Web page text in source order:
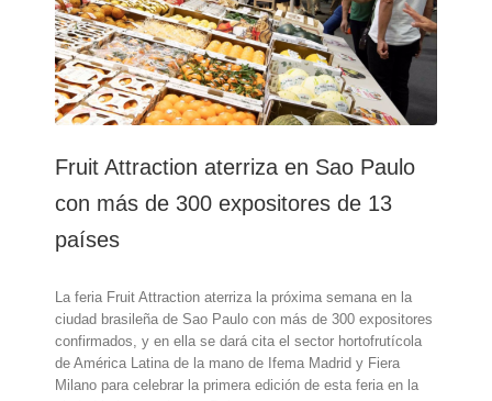
y
consolida
su
relevancia
en
el
Fruit Attraction aterriza en Sao Paulo
con más de 300 expositores de 13
países
La feria Fruit Attraction aterriza la próxima semana en la
ciudad brasileña de Sao Paulo con más de 300 expositores
confirmados, y en ella se dará cita el sector hortofrutícola
de América Latina de la mano de Ifema Madrid y Fiera
Milano para celebrar la primera edición de esta feria en la